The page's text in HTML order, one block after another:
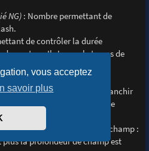
vous acceptez
savoir plus
NG): Nombre permettant de
de contrôler la durée
capteur. Il s'ouvre le temps de
du diaphragme. Plus le
la quantité de lumière à le franchir
grande. L'ouverture se note
le chiffre est grand, plus
joue sur la profondeur de champ :
la profondeur de champ est